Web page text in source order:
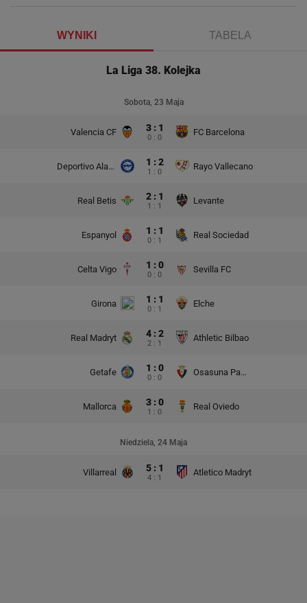
WYNIKI TABELA
La Liga 38. Kolejka
Sobota, 23 Maja
Valencia CF 3 : 1
0 : 0
FC Barcelona
Deportivo Alaves 1 : 2
1 : 0
Rayo Vallecano
Real Betis 2 : 1
1 : 1
Levante
Espanyol 1 : 1
0 : 1
Real Sociedad
Celta Vigo 1 : 0
0 : 0
Sevilla FC
Girona 1 : 1
0 : 1
Elche
Real Madryt 4 : 2
2 : 1
Athletic Bilbao
Getafe 1 : 0
0 : 0
Osasuna Pampeluna
Mallorca 3 : 0
1 : 0
Real Oviedo
Niedziela, 24 Maja
Villarreal 5 : 1
4 : 1
Atletico Madryt